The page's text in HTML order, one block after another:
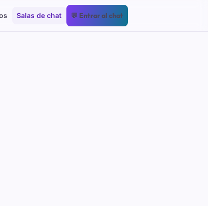
Salas de chat 💬 Entrar al chat